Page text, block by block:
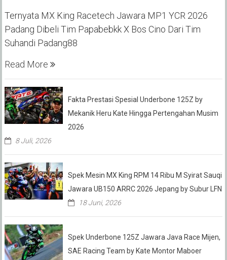
Ternyata MX King Racetech Jawara MP1 YCR 2026
Padang Dibeli Tim Papabebkk X Bos Cino Dari Tim
Suhandi Padang88
Read More
Fakta Prestasi Spesial Underbone 125Z by
Mekanik Heru Kate Hingga Pertengahan Musim
2026
8 Juli, 2026
Spek Mesin MX King RPM 14 Ribu M Syirat Sauqi
Jawara UB150 ARRC 2026 Jepang by Subur LFN
18 Juni, 2026
Spek Underbone 125Z Jawara Java Race Mijen,
SAE Racing Team by Kate Montor Maboer